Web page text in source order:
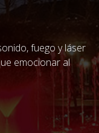
fuego y láser
emocionar al